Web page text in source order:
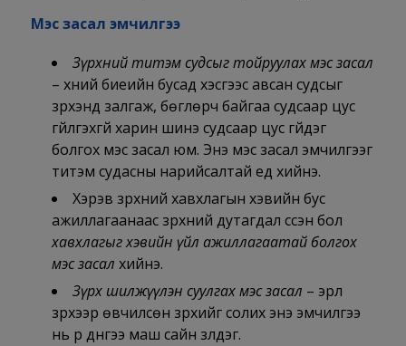
Мэс засал эмчилгээ
Зүрхний титэм судсыг тойруулах мэс засал
– хүний биеийн бусад хэсгээс авсан судсыг
зүрхэнд залгаж, бөглөрч байгаа судсаар цус
гүйлгэхгүй харин шинэ судсаар цус гүйдэг
болгох мэс засал юм. Энэ мэс засал эмчилгээг
титэм судасны нарийсалтай үед хийнэ.
Хэрэв зүрхний хавхлагын хэвийн бус
ажиллагаанаас зүрхний дутагдал үүссэн бол
хавхлагыг хэвийн үйл ажиллагаатай болгох
мэс засал хийнэ.
Зүрх шилжүүлэн суулгах мэс засал – эрүүл
зүрхээр өвчилсөн зүрхийг солих энэ эмчилгээ
нь үр дүнгээ маш сайн үзүүлдэг.